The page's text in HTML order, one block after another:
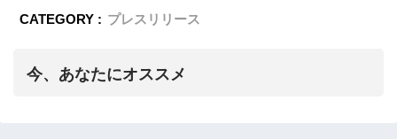
CATEGORY : プレスリリース
今、あなたにオススメ